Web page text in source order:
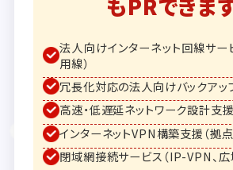
法人向けインターネット回線サー
用線）
冗長化対応の法人向けバックアッ
高速・低遅延ネットワーク設計支
インターネットVPN構築支援（拠
閉域網接続サービス（IP-VPN、